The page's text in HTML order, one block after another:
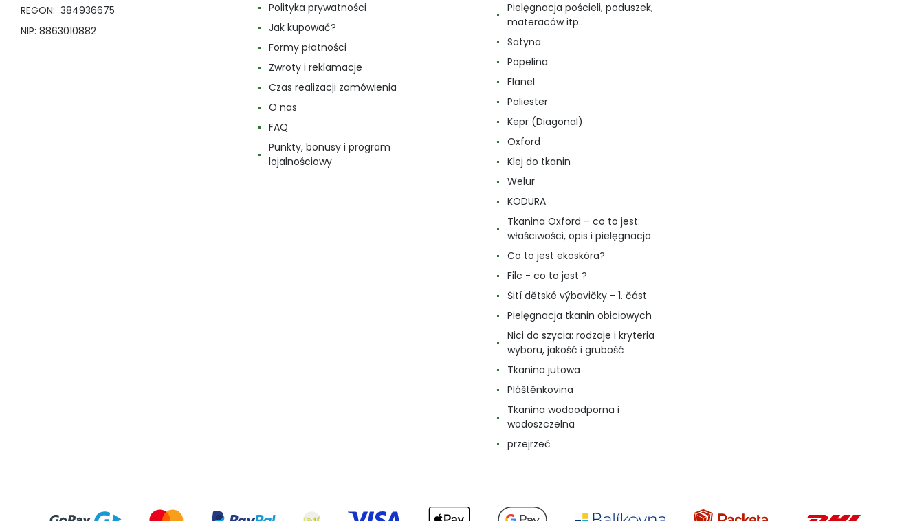
REGON: 384936675
NIP: 8863010882
Polityka prywatności
Jak kupować?
Formy płatności
Zwroty i reklamacje
Czas realizacji zamówienia
O nas
FAQ
Punkty, bonusy i program
lojalnościowy
Pielęgnacja pościeli, poduszek,
materaców itp..
Satyna
Popelina
Flanel
Poliester
Kepr (Diagonal)
Oxford
Klej do tkanin
Welur
KODURA
Tkanina Oxford – co to jest:
właściwości, opis i pielęgnacja
Co to jest ekoskóra?
Filc - co to jest ?
Šití dětské výbavičky - 1. část
Pielęgnacja tkanin obiciowych
Nici do szycia: rodzaje i kryteria
wyboru, jakość i grubość
Tkanina jutowa
Pláštěnkovina
Tkanina wodoodporna i
wodoszczelna
przejrzeć